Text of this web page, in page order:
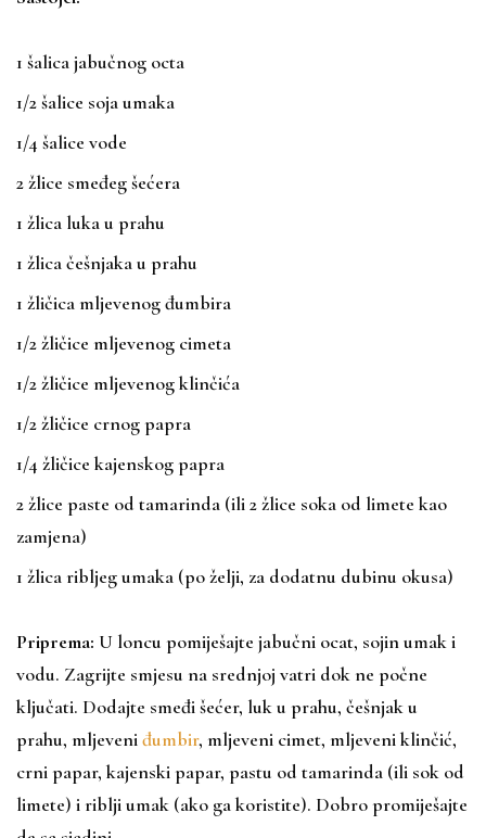
1 šalica jabučnog octa
1/2 šalice soja umaka
1/4 šalice vode
2 žlice smeđeg šećera
1 žlica luka u prahu
1 žlica češnjaka u prahu
1 žličica mljevenog đumbira
1/2 žličice mljevenog cimeta
1/2 žličice mljevenog klinčića
1/2 žličice crnog papra
1/4 žličice kajenskog papra
2 žlice paste od tamarinda (ili 2 žlice soka od limete kao
zamjena)
1 žlica ribljeg umaka (po želji, za dodatnu dubinu okusa)
Priprema: U loncu pomiješajte jabučni ocat, sojin umak i
vodu. Zagrijte smjesu na srednjoj vatri dok ne počne
ključati. Dodajte smeđi šećer, luk u prahu, češnjak u
prahu, mljeveniđumbir, mljeveni cimet, mljeveni klinčić,
crni papar, kajenski papar, pastu od tamarinda (ili sok od
limete) i riblji umak (ako ga koristite). Dobro promiješajte